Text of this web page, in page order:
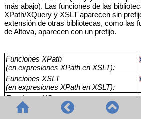
más abajo). Las funciones de las
XPath/XQuery y XSLT aparecen sin
extensión de otras bibliotecas, como las
de Altova, aparecen con un prefijo.
Funciones XPath
(en expresiones XPath en XSLT):
Funciones XSLT
(en expresiones XPath en XSLT):
Funciones XQuery
(en expresiones XQuery en XQuery):